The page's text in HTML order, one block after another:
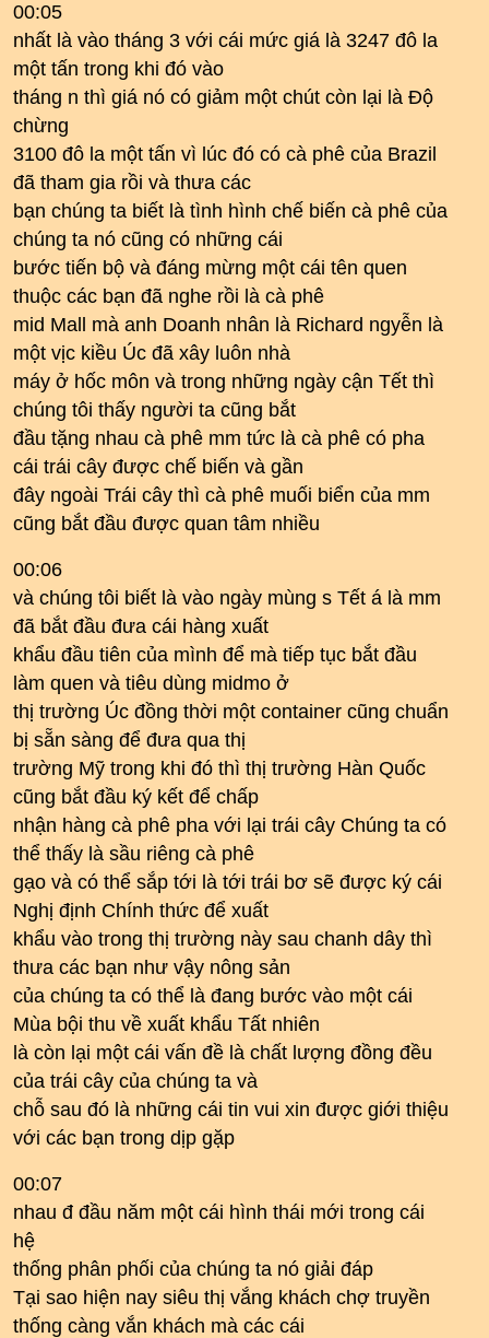
00:05
nhất là vào tháng 3 với cái mức giá là 3247 đô la
một tấn trong khi đó vào
tháng n thì giá nó có giảm một chút còn lại là Độ
chừng
3100 đô la một tấn vì lúc đó có cà phê của Brazil
đã tham gia rồi và thưa các
bạn chúng ta biết là tình hình chế biến cà phê của
chúng ta nó cũng có những cái
bước tiến bộ và đáng mừng một cái tên quen
thuộc các bạn đã nghe rồi là cà phê
mid Mall mà anh Doanh nhân là Richard ngyễn là
một vịc kiều Úc đã xây luôn nhà
máy ở hốc môn và trong những ngày cận Tết thì
chúng tôi thấy người ta cũng bắt
đầu tặng nhau cà phê mm tức là cà phê có pha
cái trái cây được chế biến và gần
đây ngoài Trái cây thì cà phê muối biển của mm
cũng bắt đầu được quan tâm nhiều
00:06
và chúng tôi biết là vào ngày mùng s Tết á là mm
đã bắt đầu đưa cái hàng xuất
khẩu đầu tiên của mình để mà tiếp tục bắt đầu
làm quen và tiêu dùng midmo ở
thị trường Úc đồng thời một container cũng chuẩn
bị sẵn sàng để đưa qua thị
trường Mỹ trong khi đó thì thị trường Hàn Quốc
cũng bắt đầu ký kết để chấp
nhận hàng cà phê pha với lại trái cây Chúng ta có
thể thấy là sầu riêng cà phê
gạo và có thể sắp tới là tới trái bơ sẽ được ký cái
Nghị định Chính thức để xuất
khẩu vào trong thị trường này sau chanh dây thì
thưa các bạn như vậy nông sản
của chúng ta có thể là đang bước vào một cái
Mùa bội thu về xuất khẩu Tất nhiên
là còn lại một cái vấn đề là chất lượng đồng đều
của trái cây của chúng ta và
chỗ sau đó là những cái tin vui xin được giới thiệu
với các bạn trong dịp gặp
00:07
nhau đ đầu năm một cái hình thái mới trong cái
hệ
thống phân phối của chúng ta nó giải đáp
Tại sao hiện nay siêu thị vắng khách chợ truyền
thống càng vắn khách mà các cái